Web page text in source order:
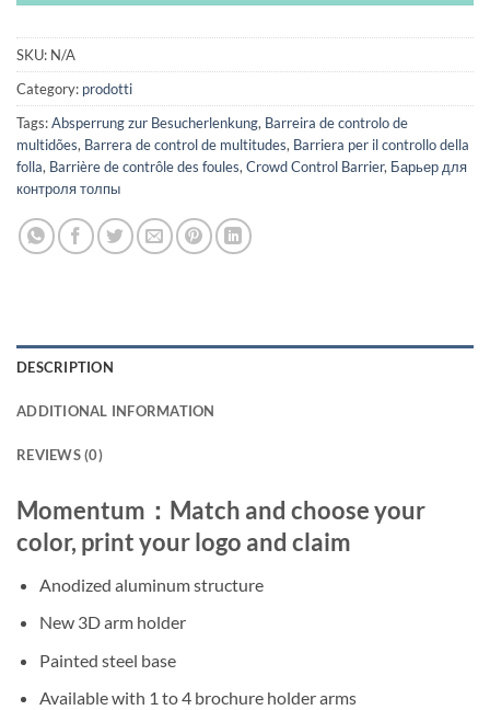
SKU: N/A
Category: prodotti
Tags:Absperrung zur Besucherlenkung, Barreira de controlo de
multidões, Barrera de control de multitudes, Barriera per il controllo della
folla, Barrière de contrôle des foules, Crowd Control Barrier, Барьер для
контроля толпы
DESCRIPTION
ADDITIONAL INFORMATION
REVIEWS (0)
Momentum：Match and choose your
color, print your logo and claim
Anodized aluminum structure
New 3D arm holder
Painted steel base
Available with 1 to 4 brochure holder arms